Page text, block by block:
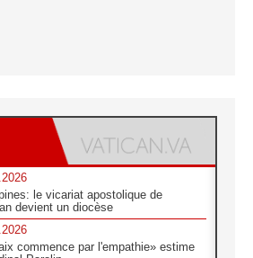
le vicariat apostolique de
devient un diocèse
commence par l'empathie» estime